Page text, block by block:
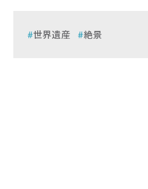
世界遺産 絶景